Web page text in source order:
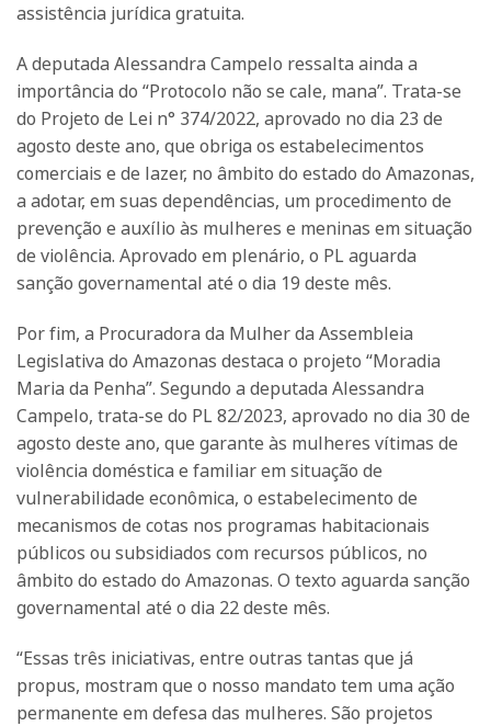
assistência jurídica gratuita.
A deputada Alessandra Campelo ressalta ainda a
importância do “Protocolo não se cale, mana”. Trata-se
do Projeto de Lei n° 374/2022, aprovado no dia 23 de
agosto deste ano, que obriga os estabelecimentos
comerciais e de lazer, no âmbito do estado do Amazonas,
a adotar, em suas dependências, um procedimento de
prevenção e auxílio às mulheres e meninas em situação
de violência. Aprovado em plenário, o PL aguarda
sanção governamental até o dia 19 deste mês.
Por fim, a Procuradora da Mulher da Assembleia
Legislativa do Amazonas destaca o projeto “Moradia
Maria da Penha”. Segundo a deputada Alessandra
Campelo, trata-se do PL 82/2023, aprovado no dia 30 de
agosto deste ano, que garante às mulheres vítimas de
violência doméstica e familiar em situação de
vulnerabilidade econômica, o estabelecimento de
mecanismos de cotas nos programas habitacionais
públicos ou subsidiados com recursos públicos, no
âmbito do estado do Amazonas. O texto aguarda sanção
governamental até o dia 22 deste mês.
“Essas três iniciativas, entre outras tantas que já
propus, mostram que o nosso mandato tem uma ação
permanente em defesa das mulheres. São projetos